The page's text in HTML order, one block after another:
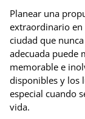
Planear una
extraordinario en
ciudad que
adecuada puede
memorable e
disponibles y los
especial cuando
vida.